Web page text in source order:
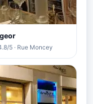
5 · Rue Moncey